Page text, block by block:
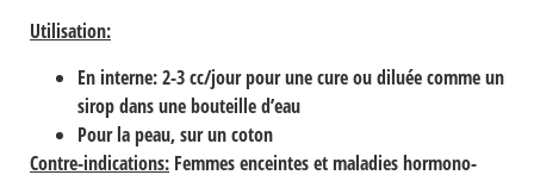
Utilisation:
En interne: 2-3 cc/jour pour une cure ou diluée comme un
sirop dans une bouteille d’eau
Pour la peau, sur un coton
Contre-indications: Femmes enceintes et maladies hormono-